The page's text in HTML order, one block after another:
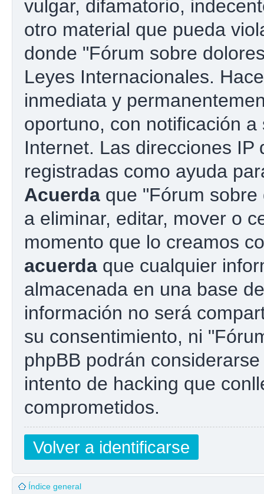
vulgar, difamatorio,
otro material que pueda
donde "Fórum sobre
Leyes Internacionales.
inmediata y
oportuno, con notificación
Internet. Las direcciones
registradas como ayuda
Acuerda que "Fórum
a eliminar, editar, mover o
momento que lo creamos
acuerda que cualquier
almacenada en una base
información no será
su consentimiento, ni
phpBB podrán
intento de hacking que
comprometidos.
Volver a identificarse
Índice general